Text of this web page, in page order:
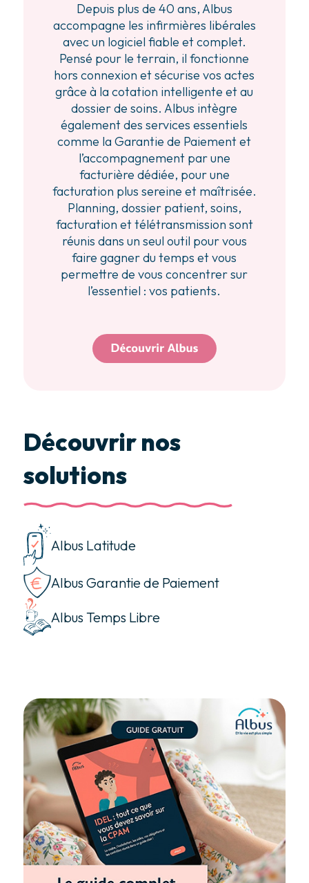
Depuis plus de 40 ans, Albus
accompagne les infirmières libérales
avec un logiciel fiable et complet.
Pensé pour le terrain, il fonctionne
hors connexion et sécurise vos actes
grâce à la cotation intelligente et au
dossier de soins. Albus intègre
également des services essentiels
comme la Garantie de Paiement et
l’accompagnement par une
facturière dédiée, pour une
facturation plus sereine et maîtrisée.
Planning, dossier patient, soins,
facturation et télétransmission sont
réunis dans un seul outil pour vous
faire gagner du temps et vous
permettre de vous concentrer sur
l’essentiel : vos patients.
Découvrir nos
solutions
Albus Latitude
Albus Garantie de Paiement
Albus Temps Libre